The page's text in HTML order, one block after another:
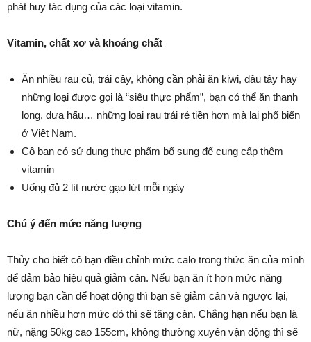
phát huy tác dụng của các loại vitamin.
Vitamin, chất xơ và khoáng chất
Ăn nhiều rau củ, trái cây, không cần phải ăn kiwi, dâu tây hay
những loại được gọi là “siêu thực phẩm”, bạn có thể ăn thanh
long, dưa hấu… những loại rau trái rẻ tiền hơn mà lại phổ biến
ở Việt Nam.
Cô bạn có sử dụng thực phẩm bổ sung để cung cấp thêm
vitamin
Uống đủ 2 lít nước gạo lứt mỗi ngày
Chú ý đến mức năng lượng
Thủy cho biết cô bạn điều chỉnh mức calo trong thức ăn của mình
để đảm bảo hiệu quả giảm cân. Nếu bạn ăn ít hơn mức năng
lượng bạn cần để hoạt động thì bạn sẽ giảm cân và ngược lại,
nếu ăn nhiều hơn mức đó thì sẽ tăng cân. Chẳng hạn nếu bạn là
nữ, nặng 50kg cao 155cm, không thường xuyên vận động thì sẽ